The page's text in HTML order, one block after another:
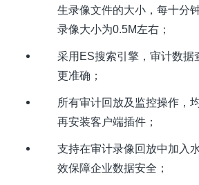
生录像文件的大小，每十分
录像大小为0.5M左右；
采用 ES搜索引擎，审计数据
更准确；
所有审计回放及监控操作，
再安装客户端插件；
支持在审计录像回放中加入
效保障企业数据安全；